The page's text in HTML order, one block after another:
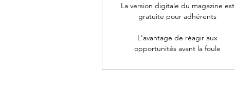
La version digitale du magazine est
gratuite pour adhérents
L'avantage de réagir aux
opportunités avant la foule